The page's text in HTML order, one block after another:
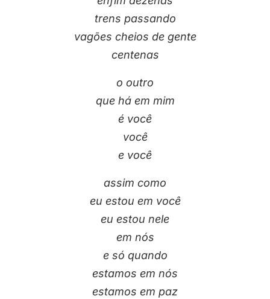
trens passando
vagões cheios de gente
centenas
o outro
que há em mim
é você
você
e você
assim como
eu estou em você
eu estou nele
em nós
e só quando
estamos em nós
estamos em paz